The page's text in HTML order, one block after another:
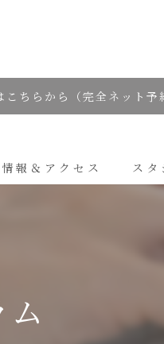
こちらから（完全ネット予
報＆アクセス スタ